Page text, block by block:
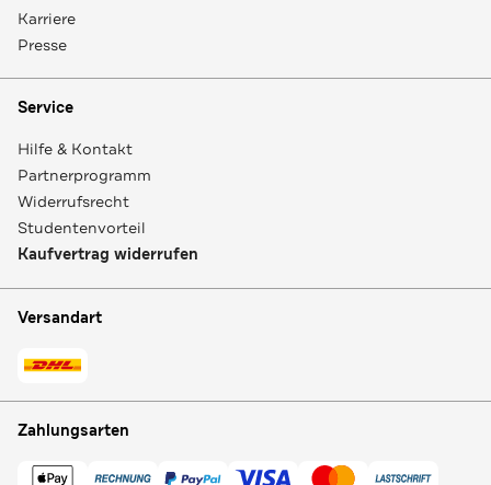
Karriere
Presse
Service
Hilfe & Kontakt
Partnerprogramm
Widerrufsrecht
Studentenvorteil
Kaufvertrag widerrufen
Versandart
Zahlungsarten